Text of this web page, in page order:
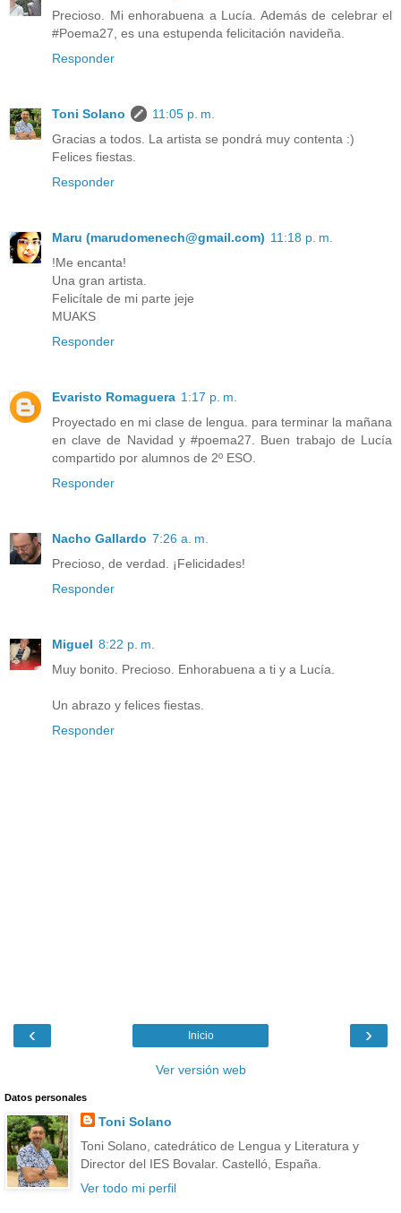
Precioso. Mi enhorabuena a Lucía. Además de celebrar el
#Poema27, es una estupenda felicitación navideña.
Responder
Toni Solano
11:05 p. m.
Gracias a todos. La artista se pondrá muy contenta :)
Felices fiestas.
Responder
Maru (marudomenech@gmail.com) 11:18 p. m.
!Me encanta!
Una gran artista.
Felicítale de mi parte jeje
MUAKS
Responder
Evaristo Romaguera 1:17 p. m.
Proyectado en mi clase de lengua. para terminar la mañana
en clave de Navidad y #poema27. Buen trabajo de Lucía
compartido por alumnos de 2º ESO.
Responder
Nacho Gallardo 7:26 a. m.
Precioso, de verdad. ¡Felicidades!
Responder
Miguel 8:22 p. m.
Muy bonito. Precioso. Enhorabuena a ti y a Lucía.
Un abrazo y felices fiestas.
Responder
‹ ›
Inicio
Ver versión web
Datos personales
Toni Solano
Toni Solano, catedrático de Lengua y Literatura y
Director del IES Bovalar. Castelló, España.
Ver todo mi perfil